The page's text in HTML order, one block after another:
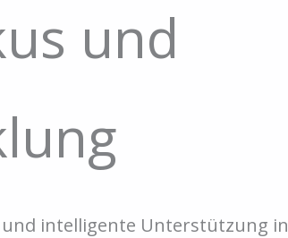
und
und intelligente Unterstützung in